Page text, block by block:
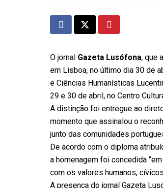
O jornal Gazeta Lusófona, que
em Lisboa, no último dia 30 de
e Ciências Humanísticas
29 e 30 de abril, no Centro
A distinção foi entregue ao
momento que assinalou o
junto das comunidades
De acordo com o diploma
a homenagem foi concedida
com os valores humanos,
A presença do jornal Gazeta